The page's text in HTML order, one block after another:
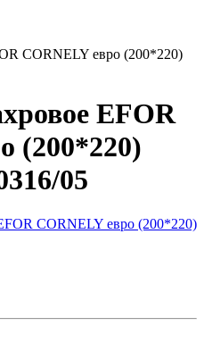
CORNELY евро (200*220)
EFOR
(200*220)
05